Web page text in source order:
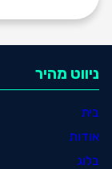
ניווט מהיר
בית
אודות
בלוג